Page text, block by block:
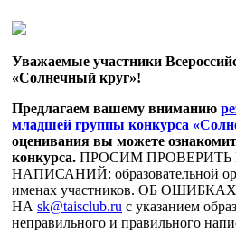
Уважаемые участники
«Солнечный круг»!
Предлагаем вашему вниманию
младшей группы конкурса
оценивания вы можете
конкурса. ПРОСИМ ПРОВЕРИТЬ
НАПИСАНИЙ: образовательной
именах участников. ОБ
НА sk@taisclub.ru с указанием
неправильного и правильного